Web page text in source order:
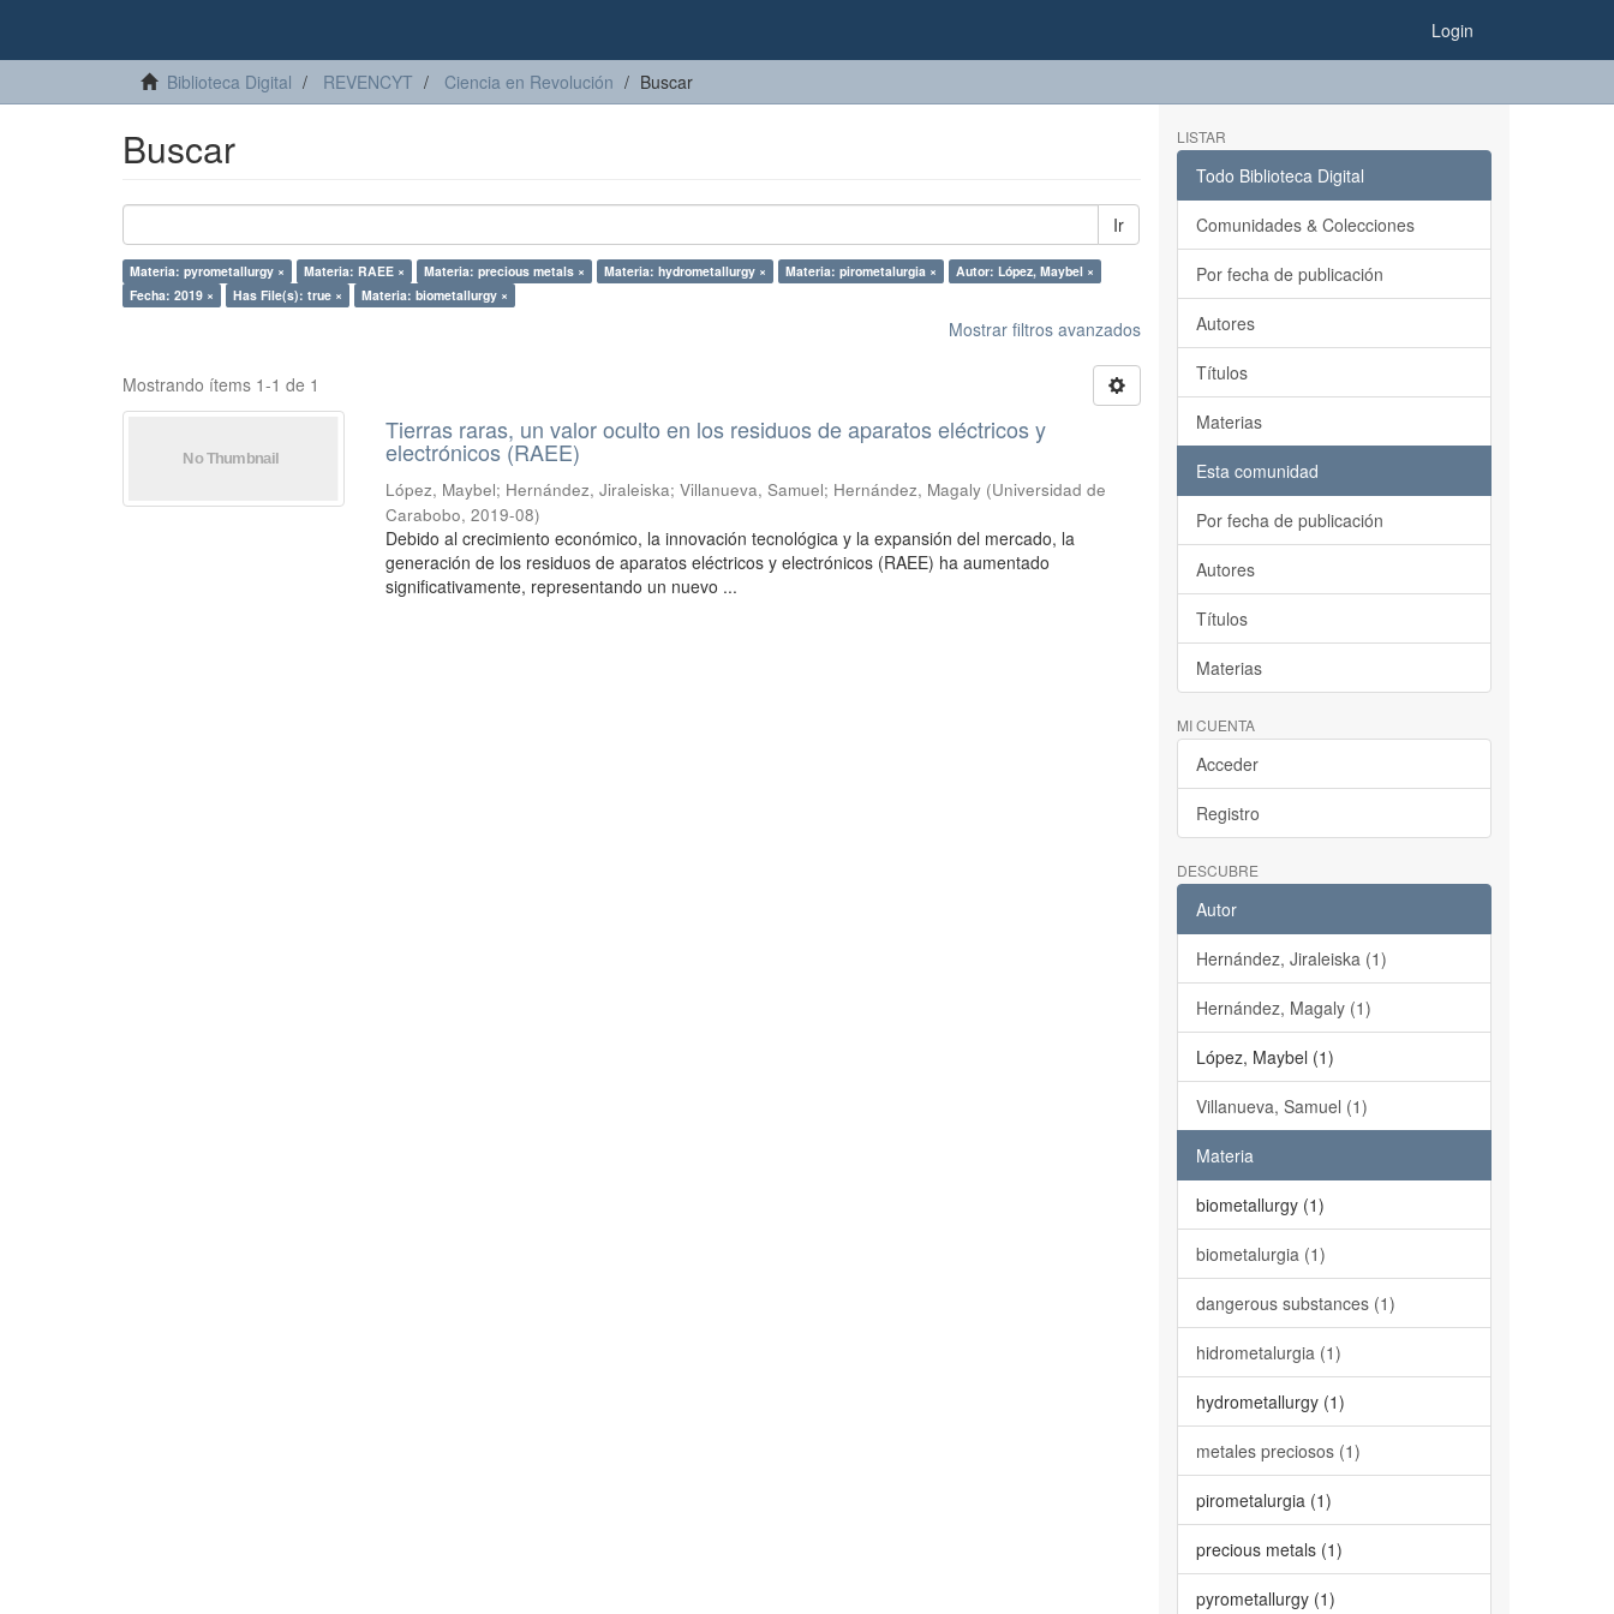
Login
Biblioteca Digital REVENCYT Ciencia en Revolución Buscar
Buscar
Ir
Materia: pyrometallurgy × Materia: RAEE × Materia: precious metals × Materia: hydrometallurgy × Materia: pirometalurgia ×
Autor: López, Maybel ×
Fecha: 2019 ×
Has File(s): true × Materia: biometallurgy ×
Mostrar filtros avanzados
Mostrando ítems 1-1 de 1
Tierras raras, un valor oculto en los residuos de aparatos eléctricos y
electrónicos (RAEE)
López, Maybel; Hernández, Jiraleiska;Villanueva, Samuel; Hernández, Magaly (Universidad de
Carabobo,2019-08)
Debido al crecimiento económico, la innovación tecnológica y la expansión del mercado, la
generación de los residuos de aparatos eléctricos y electrónicos (RAEE) ha aumentado
significativamente, representando un nuevo ...
LISTAR
Todo Biblioteca Digital
Comunidades & Colecciones
Por fecha de publicación
Autores
Títulos
Materias
Esta comunidad
Por fecha de publicación
Autores
Títulos
Materias
MI CUENTA
Acceder
Registro
DESCUBRE
Autor
Hernández, Jiraleiska (1)
Hernández, Magaly (1)
López, Maybel (1)
Villanueva, Samuel (1)
Materia
biometallurgy (1)
biometalurgia (1)
dangerous substances (1)
hidrometalurgia (1)
hydrometallurgy (1)
metales preciosos (1)
pirometalurgia (1)
precious metals (1)
pyrometallurgy (1)